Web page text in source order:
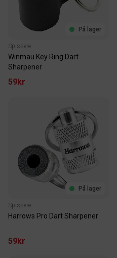
På lager
Spissere
Winmau Key Ring Dart
Sharpener
59kr
På lager
Spissere
Harrows Pro Dart Sharpener
59kr